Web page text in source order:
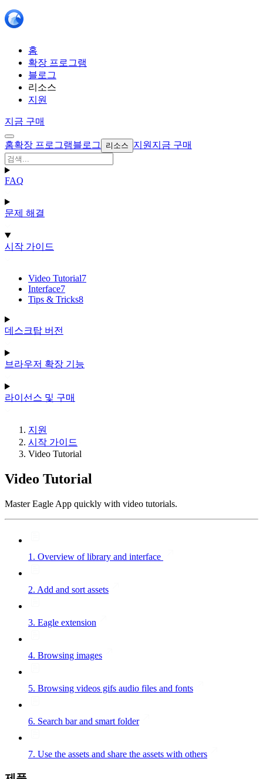
홈
확장 프로그램
블로그
리소스
지원
지금 구매
홈확장 프로그램블로그 리소스 지원 지금 구매
FAQ
문제 해결
시작 가이드
Video Tutorial7
Interface7
Tips & Tricks8
데스크탑 버전
브라우저 확장 기능
라이선스 및 구매
지원
시작 가이드
Video Tutorial
Video Tutorial
Master Eagle App quickly with video tutorials.
1. Overview of library and interface
2. Add and sort assets
3. Eagle extension
4. Browsing images
5. Browsing videos gifs audio files and fonts
6. Search bar and smart folder
7. Use the assets and share the assets with others